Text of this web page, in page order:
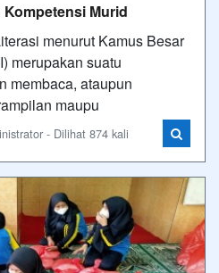
Murid
menurut Kamus Besar
merupakan suatu
membaca, ataupun
maupu
- Dilihat 874 kali